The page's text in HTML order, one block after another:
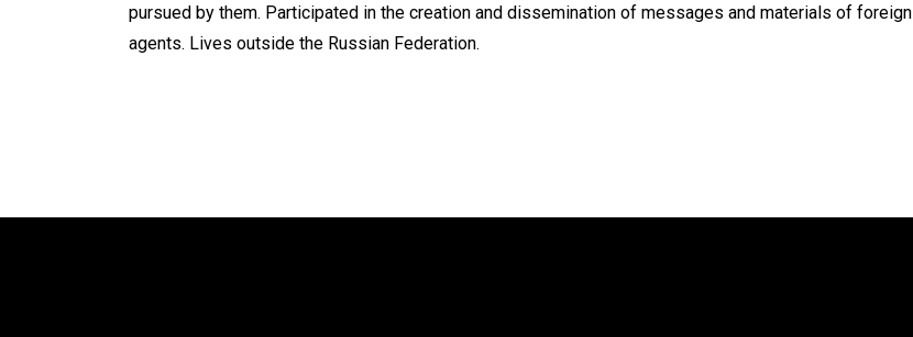
pursued by them. Participated in the creation and dissemination of messages and materials of foreign
agents. Lives outside the Russian Federation.